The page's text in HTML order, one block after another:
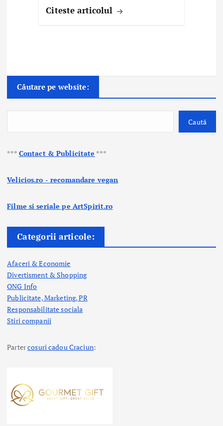
Citeste articolul
Căutare pe website:
Caută
*** Contact & Publicitate ***
Velicios.ro - recomandare vegan
Filme si seriale pe ArtSpirit.ro
Categorii articole:
Afaceri & Economie
Divertisment & Shopping
ONG Info
Publicitate, Marketing, PR
Responsabilitate sociala
Stiri companii
Partercosuri cadou Craciun: